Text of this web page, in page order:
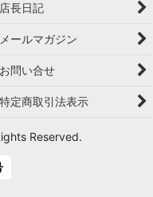
店長日記
メールマガジン
お問い合せ
特定商取引法表示
Reserved.